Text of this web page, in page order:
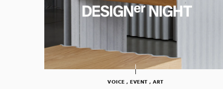
VOICE , EVENT , ART